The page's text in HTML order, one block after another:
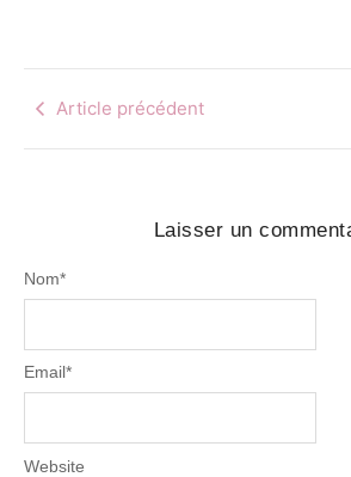
Article précédent
Laisser un
Nom*
Email*
Website